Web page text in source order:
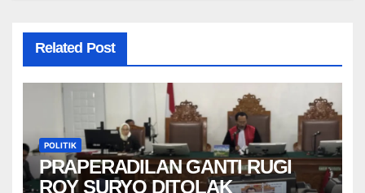
Related Post
POLITIK
PRAPERADILAN GANTI RUGI
ROY SURYO DITOLAK